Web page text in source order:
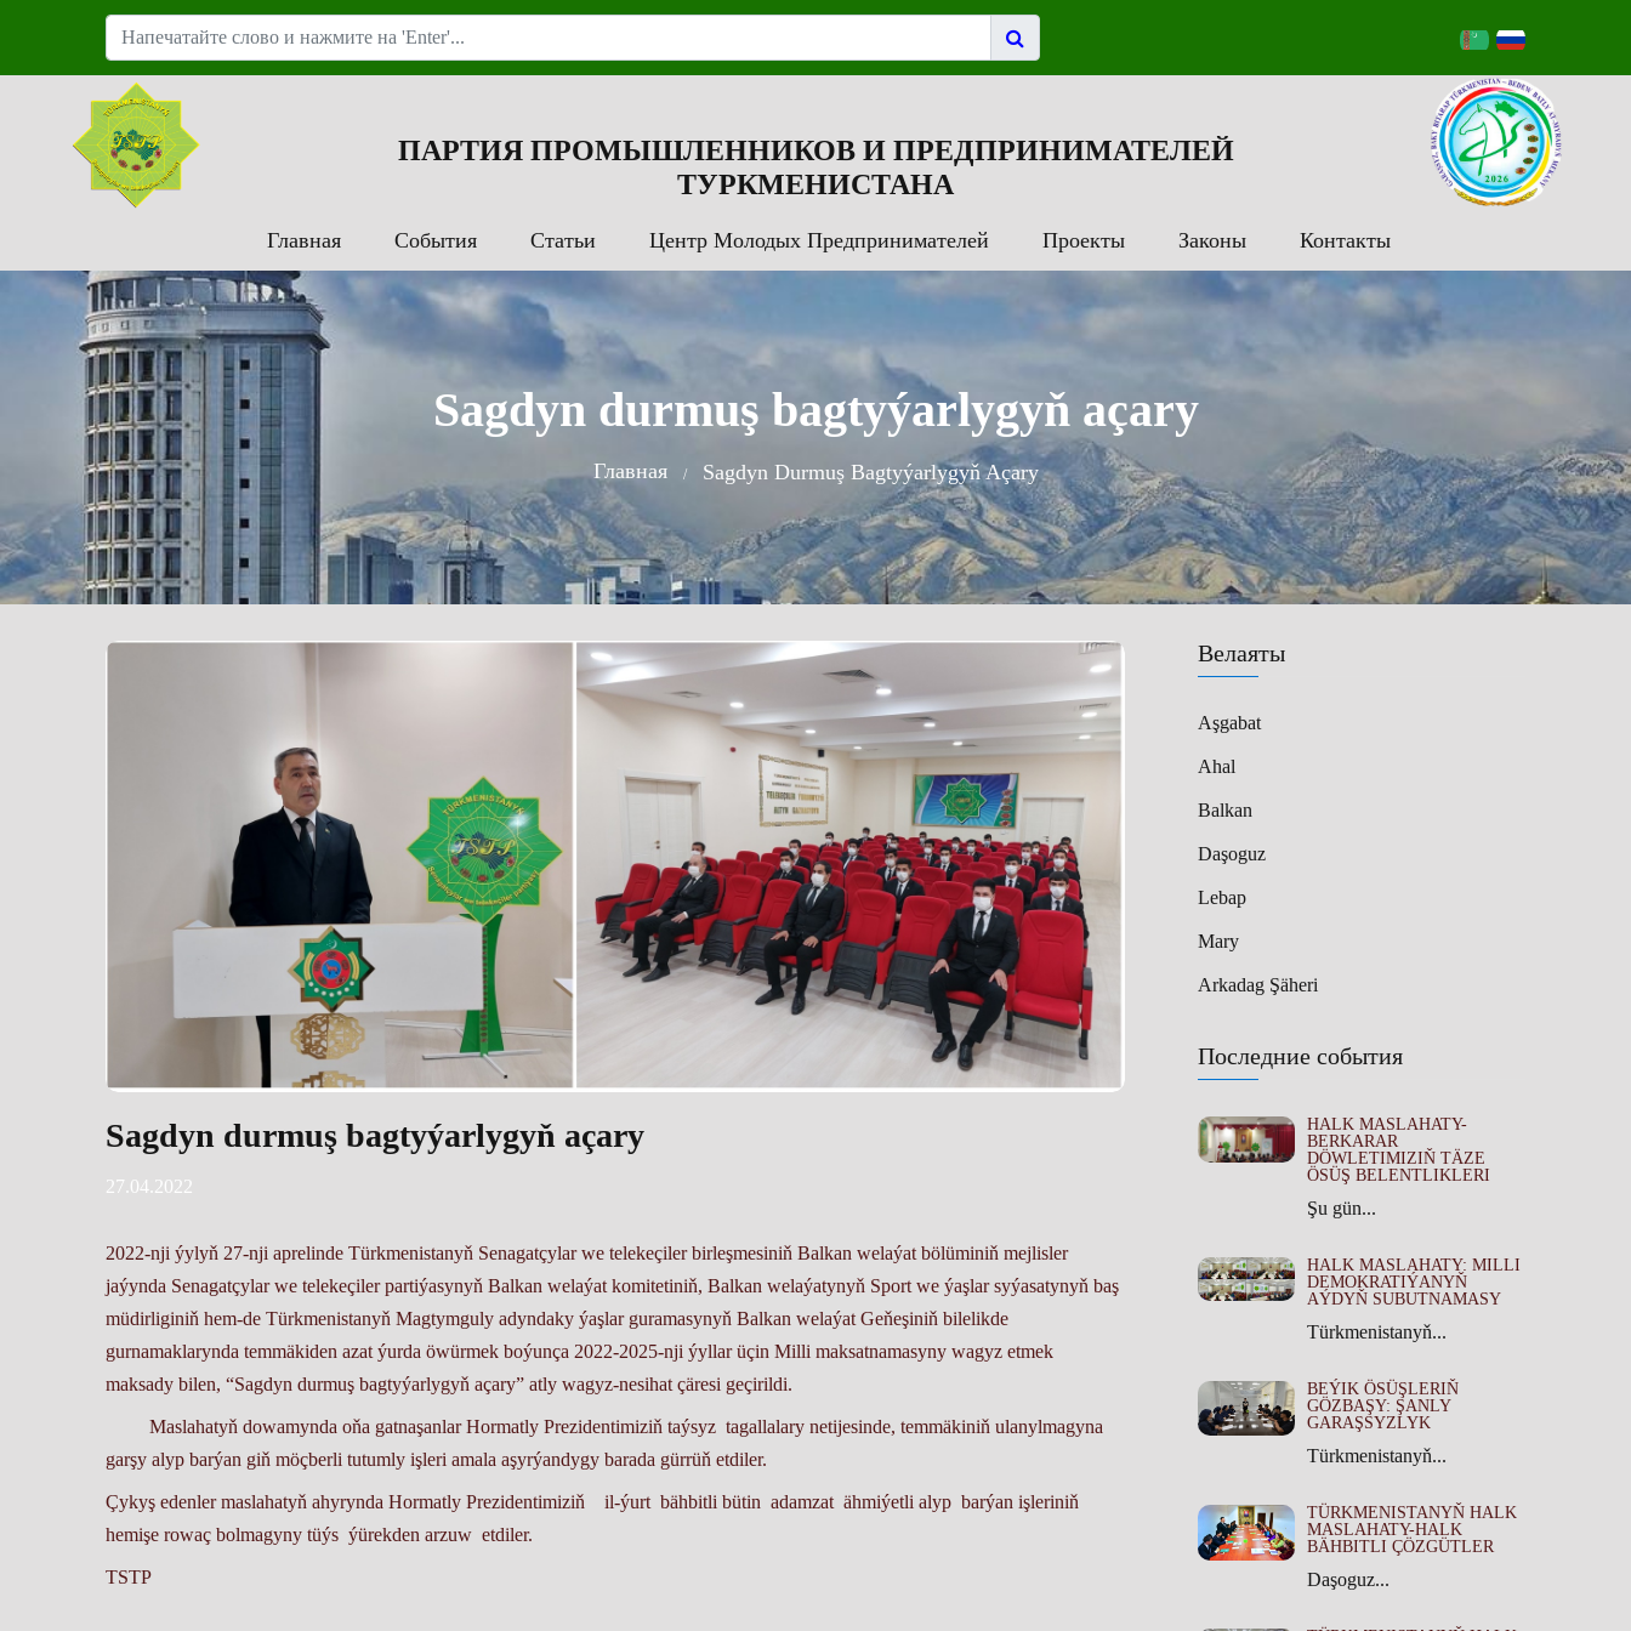
ПАРТИЯ ПРОМЫШЛЕННИКОВ И ПРЕДПРИНИМАТЕЛЕЙ
ТУРКМЕНИСТАНА
Главная События Статьи Центр Молодых Предпринимателей Проекты Законы Контакты
Sagdyn durmuş bagtyýarlygyň açary
Главная Sagdyn Durmuş Bagtyýarlygyň Açary
Велаяты
Aşgabat
Ahal
Balkan
Daşoguz
Lebap
Mary
Arkadag Şäheri
Последние события
HALK MASLAHATY-
BERKARAR
DÖWLETIMIZIŇ TÄZE
ÖSÜŞ BELENTLIKLERI
Şu gün...
HALK MASLAHATY: MILLI
DEMOKRATIÝANYŇ
AÝDYŇ SUBUTNAMASY
Türkmenistanyň...
BEÝIK ÖSÜŞLERIŇ
GÖZBAŞY: ŞANLY
GARAŞSYZLYK
Türkmenistanyň...
TÜRKMENISTANYŇ HALK
MASLAHATY-HALK
BÄHBITLI ÇÖZGÜTLER
Daşoguz...
Sagdyn durmuş bagtyýarlygyň açary
27.04.2022
2022-nji ýylyň 27-nji aprelinde Türkmenistanyň Senagatçylar we telekeçiler birleşmesiniň Balkan welaýat bölüminiň mejlisler
jaýynda Senagatçylar we telekeçiler partiýasynyň Balkan welaýat komitetiniň, Balkan welaýatynyň Sport we ýaşlar syýasatynyň baş
müdirliginiň hem-de Türkmenistanyň Magtymguly adyndaky ýaşlar guramasynyň Balkan welaýat Geňeşiniň bilelikde
gurnamaklarynda temmäkiden azat ýurda öwürmek boýunça 2022-2025-nji ýyllar üçin Milli maksatnamasyny wagyz etmek
maksady bilen, “Sagdyn durmuş bagtyýarlygyň açary” atly wagyz-nesihat çäresi geçirildi.
Maslahatyň dowamynda oňa gatnaşanlar Hormatly Prezidentimiziň taýsyz tagallalary netijesinde, temmäkiniň ulanylmagyna
garşy alyp barýan giň möçberli tutumly işleri amala aşyrýandygy barada gürrüň etdiler.
Çykyş edenler maslahatyň ahyrynda Hormatly Prezidentimiziň il-ýurt bähbitli bütin adamzat ähmiýetli alyp barýan işleriniň
hemişe rowaç bolmagyny tüýs ýürekden arzuw etdiler.
TSTP